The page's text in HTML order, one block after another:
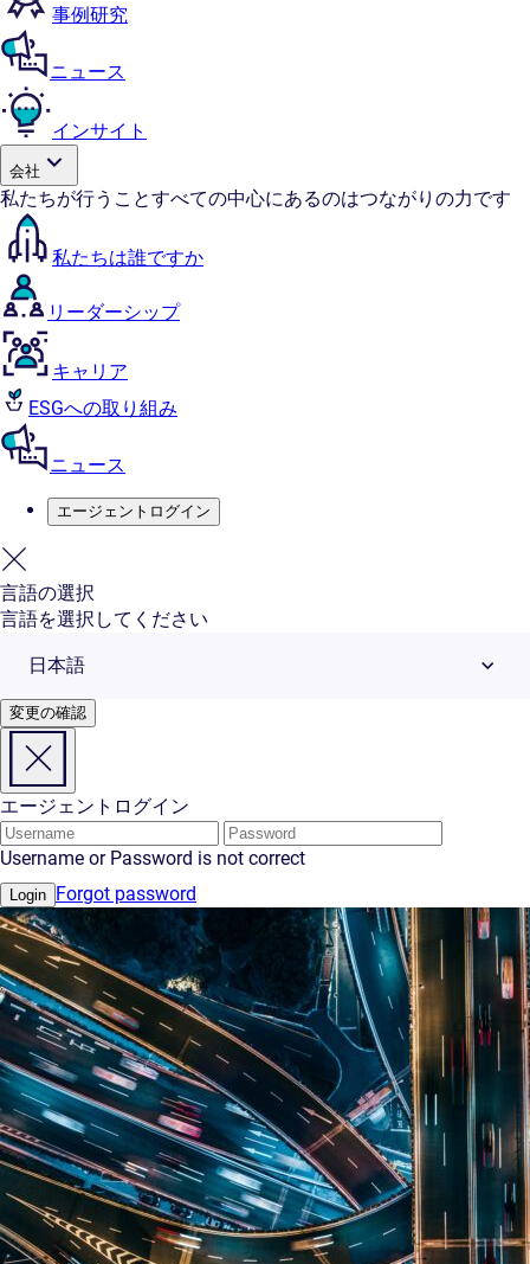
事例研究
ニュース
インサイト
会社
私たちが行うことすべての中心にあるのはつながりの力です
私たちは誰ですか
リーダーシップ
キャリア
ESGへの取り組み
ニュース
エージェントログイン
言語の選択
言語を選択してください
日本語
変更の確認
エージェントログイン
Username or Password is not correct
Login Forgot password